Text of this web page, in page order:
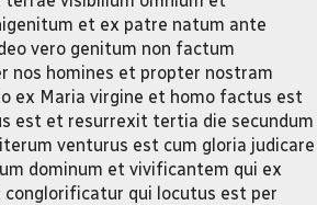
et ex patre natum ante
vero genitum non factum
nos homines et propter nostram
ex Maria virgine et homo factus est
est et resurrexit tertia die secundum
venturus est cum gloria judicare
dominum et vivificantem qui ex
qui locutus est per